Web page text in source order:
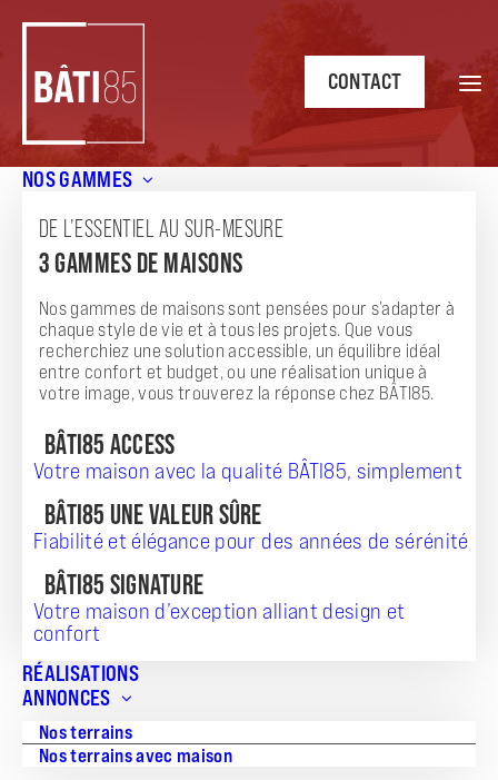
NOS GAMMES
DE L’ESSENTIEL AU SUR-MESURE
3 GAMMES DE MAISONS
Nos gammes de maisons sont pensées pour s’adapter à
chaque style de vie et à tous les projets. Que vous
recherchiez une solution accessible, un équilibre idéal
entre confort et budget, ou une réalisation unique à
votre image, vous trouverez la réponse chez BÂTI85.
BÂTI85 ACCESS
Votre maison avec la qualité BÂTI85, simplement
BÂTI85 UNE VALEUR SÛRE
Fiabilité et élégance pour des années de sérénité
BÂTI85 SIGNATURE
Votre maison d’exception alliant design et
confort
RÉALISATIONS
ANNONCES
Nos terrains
Nos terrains avec maison
CONTACT
TERRAIN + MAISON
165 800
AD-2511076